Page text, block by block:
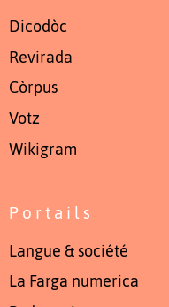
Dicodòc
Revirada
Còrpus
Votz
Wikigram
Portails
Langue & société
La Farga numerica